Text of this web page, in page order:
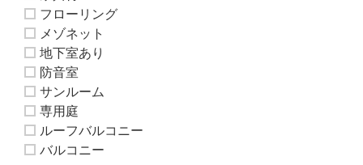
フローリング
メゾネット
地下室あり
防音室
サンルーム
専用庭
ルーフバルコニー
バルコニー